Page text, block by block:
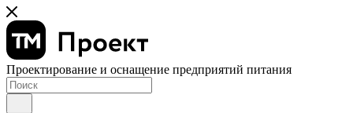
Проектирование и оснащение предприятий питания